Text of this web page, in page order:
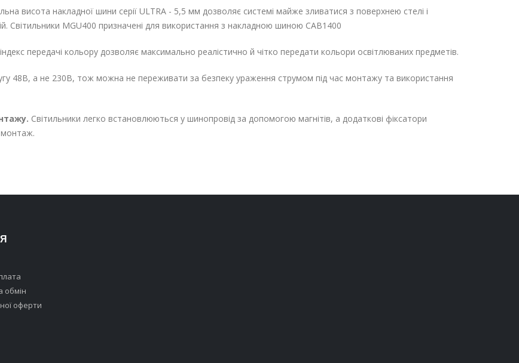
висота накладної шини серії ULTRA - 5,5 мм дозволяє системі майже зливатися з поверхнею стелі і
Світильники MGU400 призначені для використання з накладною шиною CAB1400
передачі кольору дозволяє максимально реалістично й чітко передати кольори освітлюваних предметів.
48В, а не 230В, тож можна не переживати за безпеку ураження струмом під час монтажу та використання
Світильники легко встановлюються у шинопровід за допомогою магнітів, а додаткові фіксатори
монтаж.
обмін
оферти